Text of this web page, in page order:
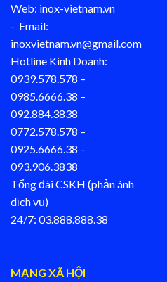
Web: inox-vietnam.vn
- Email:
inoxvietnam.vn@gmail.com
Hotline Kinh Doanh:
0939.578.578 –
0985.6666.38 –
092.884.3838
0772.578.578 –
0925.6666.38 –
093.906.3838
Tổng đài CSKH (phản ánh
dịch vụ)
24/7: 03.888.888.38
MẠNG XÃ HỘI